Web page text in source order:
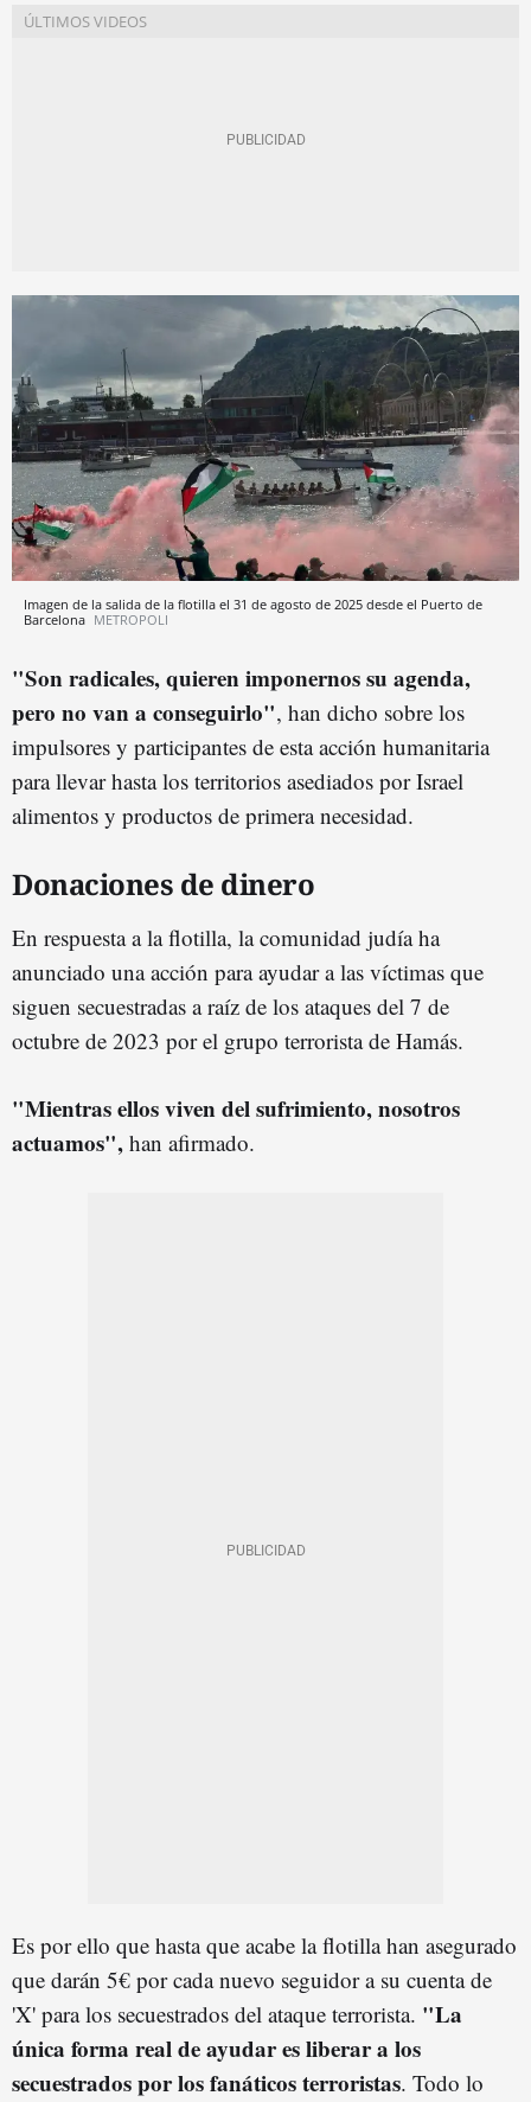
Imagen de la salida de la flotilla el 31 de agosto de 2025 desde el Puerto de
Barcelona METROPOLI
"Son radicales, quieren imponernos su agenda,
pero no van a conseguirlo", han dicho sobre los
impulsores y participantes de esta acción humanitaria
para llevar hasta los territorios asediados por Israel
alimentos y productos de primera necesidad.
Donaciones de dinero
En respuesta a la flotilla, la comunidad judía ha
anunciado una acción para ayudar a las víctimas que
siguen secuestradas a raíz de los ataques del 7 de
octubre de 2023 por el grupo terrorista de Hamás.
"Mientras ellos viven del sufrimiento, nosotros
actuamos", han afirmado.
Es por ello que hasta que acabe la flotilla han asegurado
que darán 5€ por cada nuevo seguidor a su cuenta de
'X' para los secuestrados del ataque terrorista. "La
única forma real de ayudar es liberar a los
secuestrados por los fanáticos terroristas. Todo lo